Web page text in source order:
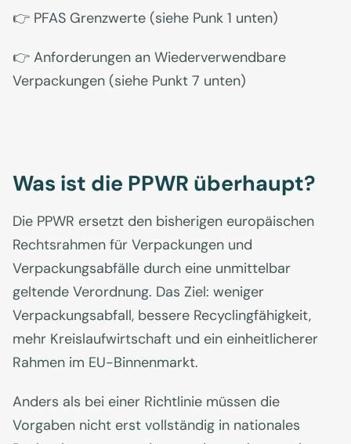
👉 PFAS Grenzwerte (siehe Punk 1 unten)
👉 Anforderungen an Wiederverwendbare
Verpackungen (siehe Punkt 7 unten)
Was ist die PPWR überhaupt?
Die PPWR ersetzt den bisherigen europäischen
Rechtsrahmen für Verpackungen und
Verpackungsabfälle durch eine unmittelbar
geltende Verordnung. Das Ziel: weniger
Verpackungsabfall, bessere Recyclingfähigkeit,
mehr Kreislaufwirtschaft und ein einheitlicherer
Rahmen im EU-Binnenmarkt.
Anders als bei einer Richtlinie müssen die
Vorgaben nicht erst vollständig in nationales